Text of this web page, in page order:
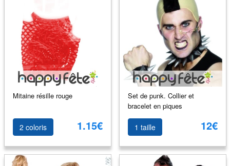
Mitaine résille rouge
2 coloris 1.15€
Set de punk. Collier et
bracelet en piques
1 taille 12€